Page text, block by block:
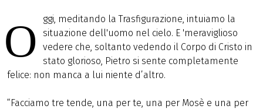
O
ggi, meditando la Trasfigurazione, intuiamo la
situazione dell'uomo nel cielo. E 'meraviglioso
vedere che, soltanto vedendo il Corpo di Cristo in
stato glorioso, Pietro si sente completamente
felice: non manca a lui niente d’altro.
“Facciamo tre tende, una per te, una per Mosè e una per